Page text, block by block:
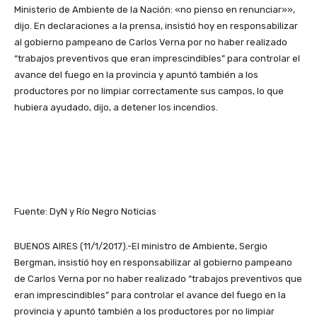
Ministerio de Ambiente de la Nación: «no pienso en renunciar»»,
dijo. En declaraciones a la prensa, insistió hoy en responsabilizar
al gobierno pampeano de Carlos Verna por no haber realizado
“trabajos preventivos que eran imprescindibles” para controlar el
avance del fuego en la provincia y apuntó también a los
productores por no limpiar correctamente sus campos, lo que
hubiera ayudado, dijo, a detener los incendios.
Fuente: DyN y Río Negro Noticias
BUENOS AIRES (11/1/2017).-El ministro de Ambiente, Sergio
Bergman, insistió hoy en responsabilizar al gobierno pampeano
de Carlos Verna por no haber realizado “trabajos preventivos que
eran imprescindibles” para controlar el avance del fuego en la
provincia y apuntó también a los productores por no limpiar